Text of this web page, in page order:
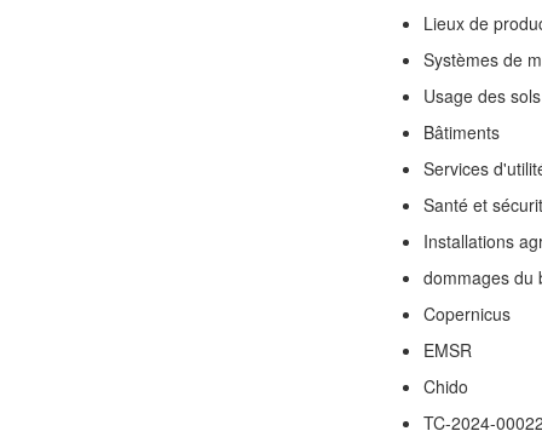
Lieux de
Systèmes de
Usage des sols
Bâtiments
Services
Santé et
Installations
dommages du
Copernicus
EMSR
Chido
TC-2024-